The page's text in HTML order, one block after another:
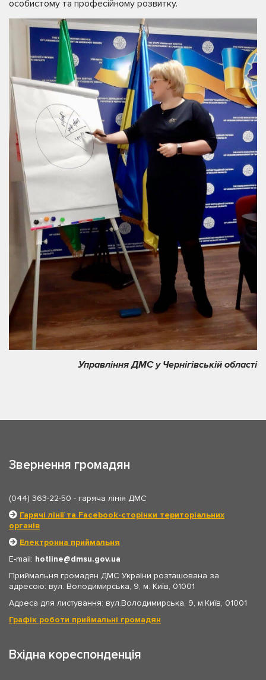
особистому та професійному розвитку.
Управління ДМС у Чернігівській області
Звернення громадян
(044) 363-22-50 - гаряча лінія ДМС
Гарячі лінії та Facebook-сторінки територіальних
органів
Електронна приймальня
E-mail: hotline
dmsu.gov.ua
Приймальня громадян ДМС України розташована за
адресою: вул. Володимирська, 9, м. Київ, 01001
Адреса для листування: вул.Володимирська, 9, м.Київ, 01001
Графік роботи приймальні громадян
Вхідна кореспонденція